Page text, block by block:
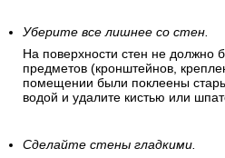
Уберите все лишнее со стен.
На поверхности стен не должно
предметов (кронштейнов,
помещении были поклеены
водой и удалите кистью или
Сделайте стены гладкими.